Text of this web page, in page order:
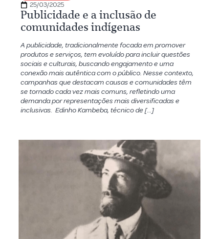
25/03/2025
Publicidade e a inclusão de
comunidades indígenas
A publicidade, tradicionalmente focada em promover
produtos e serviços, tem evoluído para incluir questões
sociais e culturais, buscando engajamento e uma
conexão mais autêntica com o público. Nesse contexto,
campanhas que destacam causas e comunidades têm
se tornado cada vez mais comuns, refletindo uma
demanda por representações mais diversificadas e
inclusivas. Edinho Kambeba, técnico de […]